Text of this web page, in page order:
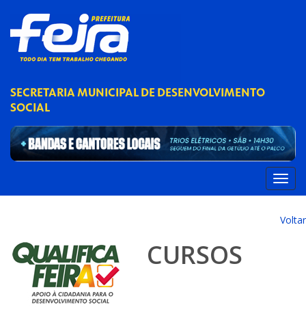
SECRETARIA MUNICIPAL DE DESENVOLVIMENTO
SOCIAL
Voltar
CURSOS